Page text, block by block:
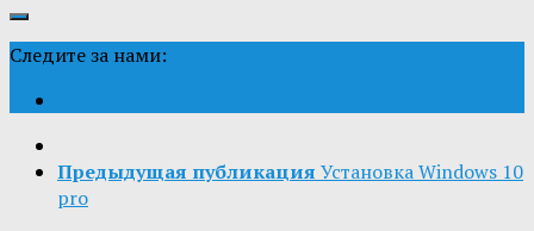
Следите за нами:
Предыдущая публикация Установка Windows 10
pro